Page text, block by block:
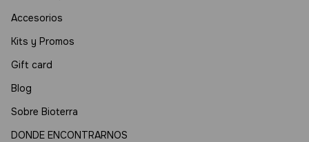
Accesorios
Kits y Promos
Gift card
Blog
Sobre Bioterra
DONDE ENCONTRARNOS